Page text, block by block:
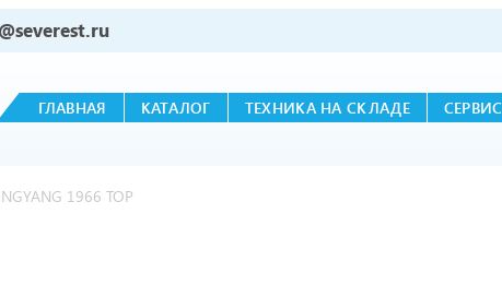
ГЛАВНАЯ КАТАЛОГ ТЕХНИКА НА СКЛАДЕ СЕРВИС
1966 ТОР